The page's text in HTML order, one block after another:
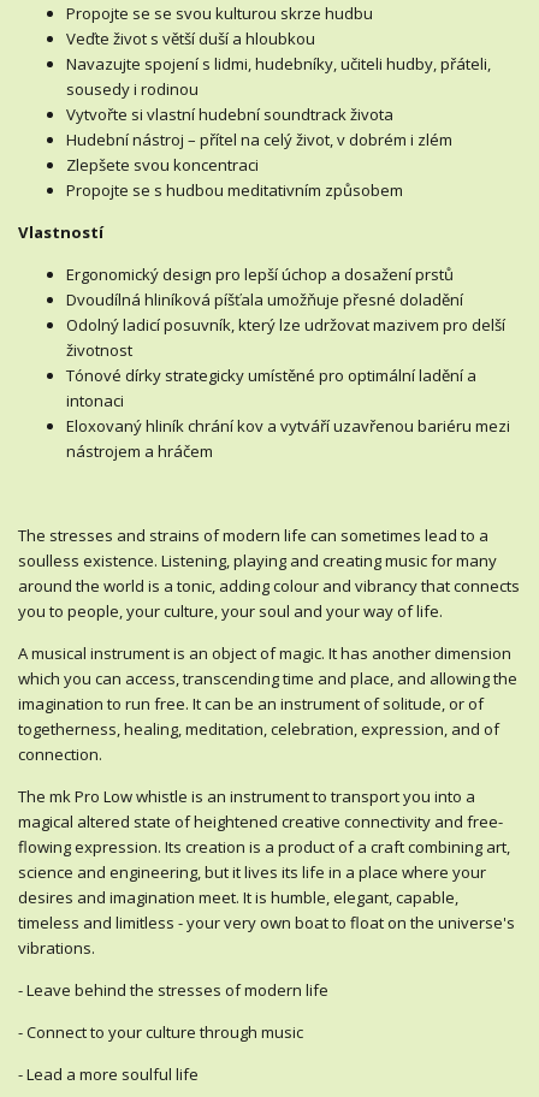
Propojte se se svou kulturou skrze hudbu
Veďte život s větší duší a hloubkou
Navazujte spojení s lidmi, hudebníky, učiteli hudby, přáteli,
sousedy i rodinou
Vytvořte si vlastní hudební soundtrack života
Hudební nástroj – přítel na celý život, v dobrém i zlém
Zlepšete svou koncentraci
Propojte se s hudbou meditativním způsobem
Vlastností
Ergonomický design pro lepší úchop a dosažení prstů
Dvoudílná hliníková píšťala umožňuje přesné doladění
Odolný ladicí posuvník, který lze udržovat mazivem pro delší
životnost
Tónové dírky strategicky umístěné pro optimální ladění a
intonaci
Eloxovaný hliník chrání kov a vytváří uzavřenou bariéru mezi
nástrojem a hráčem
The stresses and strains of modern life can sometimes lead to a
soulless existence. Listening, playing and creating music for many
around the world is a tonic, adding colour and vibrancy that connects
you to people, your culture, your soul and your way of life.
A musical instrument is an object of magic. It has another dimension
which you can access, transcending time and place, and allowing the
imagination to run free. It can be an instrument of solitude, or of
togetherness, healing, meditation, celebration, expression, and of
connection.
The mk Pro Low whistle is an instrument to transport you into a
magical altered state of heightened creative connectivity and free-
flowing expression. Its creation is a product of a craft combining art,
science and engineering, but it lives its life in a place where your
desires and imagination meet. It is humble, elegant, capable,
timeless and limitless - your very own boat to float on the universe's
vibrations.
- Leave behind the stresses of modern life
- Connect to your culture through music
- Lead a more soulful life